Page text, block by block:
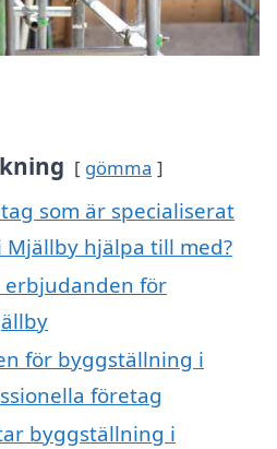
gömma
som är specialiserat
hjälpa till med?
erbjudanden för
för byggställning i
företag
byggställning i